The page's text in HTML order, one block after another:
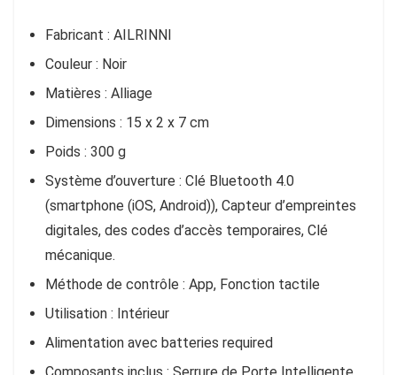
Fabricant : AILRINNI
Couleur : Noir
Matières : Alliage
Dimensions : ‎‎15 x 2 x 7 cm
Poids : 300 g
Système d’ouverture : Clé Bluetooth 4.0
(smartphone (iOS, Android)), Capteur d’empreintes
digitales, des codes d’accès temporaires, Clé
mécanique.
Méthode de contrôle : App, Fonction tactile
Utilisation : Intérieur
Alimentation avec batteries required